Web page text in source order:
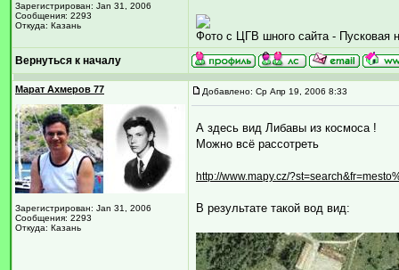
Зарегистрирован: Jan 31, 2006
Сообщения: 2293
Откуда: Казань
Фото с ЦГВ шного сайта - Пусковая
Вернуться к началу
Марат Ахмеров 77
Зарегистрирован: Jan 31, 2006
Сообщения: 2293
Откуда: Казань
Добавлено: Ср Апр 19, 2006 8:33
А здесь вид Либавы из космоса !
Можно всё рассотреть
http://www.mapy.cz/
В результате такой вод вид: